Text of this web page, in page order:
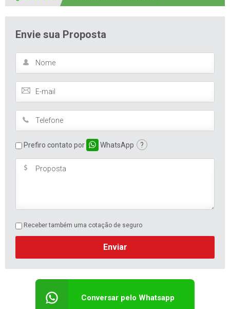
Envie sua Proposta
Prefiro contato por WhatsApp ?
Receber também uma cotação de seguro
Enviar
Conversar pelo Whatsapp